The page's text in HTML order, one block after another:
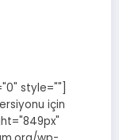
style=""]
için